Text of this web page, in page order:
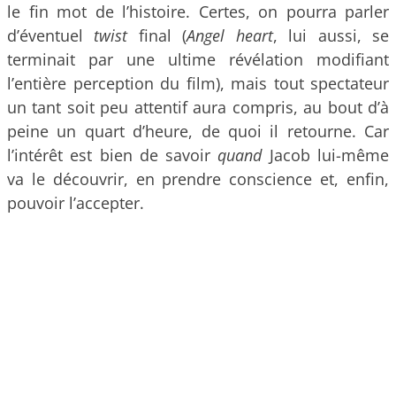
le fin mot de l’histoire. Certes, on pourra parler
d’éventuel twistfinal (Angel heart, lui aussi, se
terminait par une ultime révélation modifiant
l’entière perception du film), mais tout spectateur
un tant soit peu attentif aura compris, au bout d’à
peine un quart d’heure, de quoi il retourne. Car
l’intérêt est bien de savoir quandJacob lui-même
va le découvrir, en prendre conscience et, enfin,
pouvoir l’accepter.